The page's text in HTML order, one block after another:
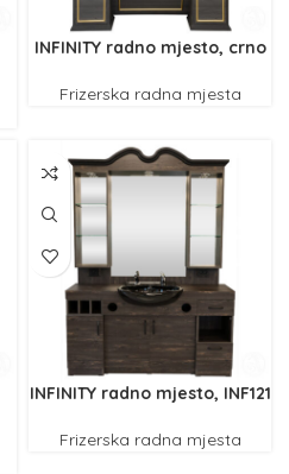
INFINITY radno mjesto, crno
Frizerska radna mjesta
INFINITY radno mjesto, INF121
Frizerska radna mjesta